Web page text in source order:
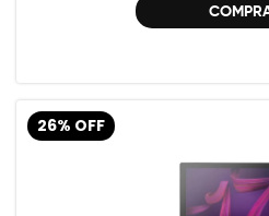
26% OFF